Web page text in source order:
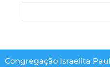
Congregação Israelita